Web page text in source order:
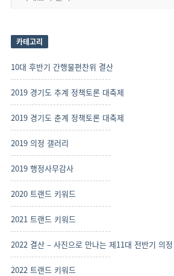
보
기
카테고리
10대 후반기 간행물편찬위 결산
2019 경기도 추계 정책토론 대축제
2019 경기도 춘계 정책토론 대축제
2019 의정 갤러리
2019 행정사무감사
2020 트랜드 키워드
2021 트랜드 키워드
2022 결산 – 사진으로 만나는 제11대 전반기 의
2022 트랜드 키워드